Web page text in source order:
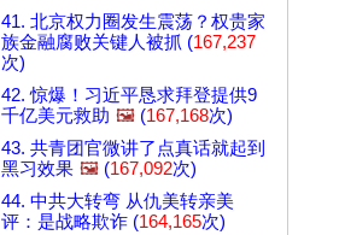
41. 北京权力圈发生震荡？权贵家
族金融腐败关键人被抓 (167,237
次)
42. 惊爆！习近平恳求拜登提供9
千亿美元救助 🖼️ (167,168次)
43. 共青团官微讲了点真话就起到
黑习效果 🖼️ (167,092次)
44. 中共大转弯 从仇美转亲美
评：是战略欺诈 (164,165次)